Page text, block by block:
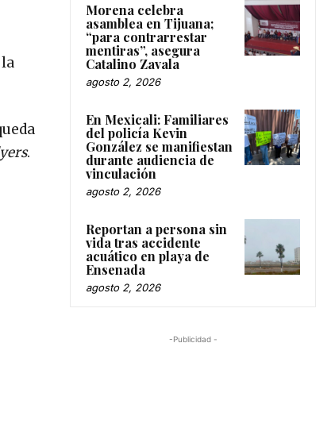
.
Morena celebra
asamblea en Tijuana;
“para contrarrestar
mentiras”, asegura
Catalino Zavala
agosto 2, 2026
En Mexicali: Familiares
del policía Kevin
González se manifiestan
durante audiencia de
vinculación
agosto 2, 2026
Reportan a persona sin
vida tras accidente
acuático en playa de
Ensenada
agosto 2, 2026
-Publicidad -